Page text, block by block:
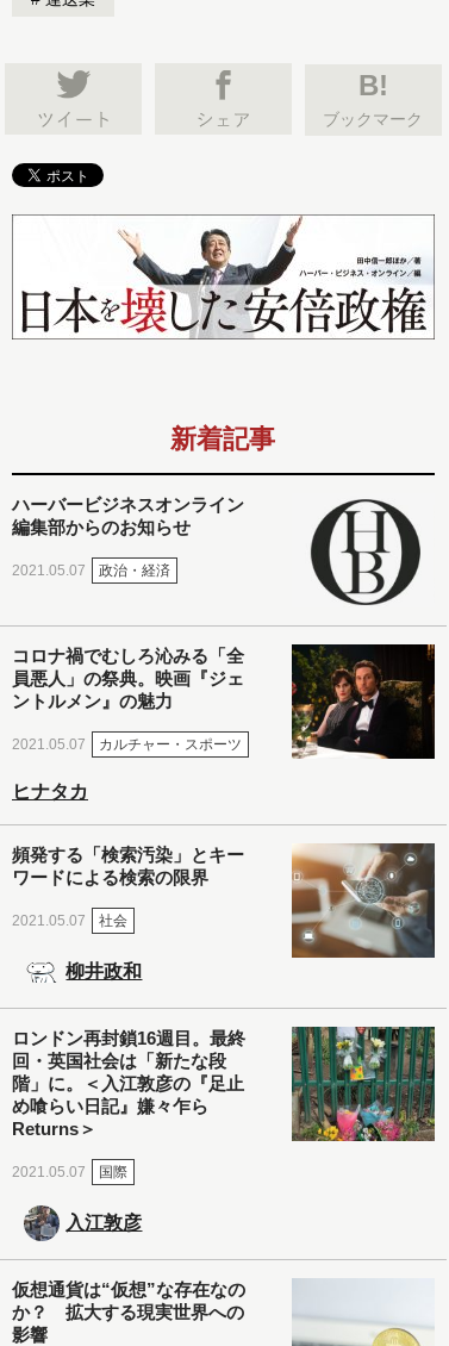
B!
ブックマーク
新着記事
ハーバービジネスオンライン
編集部からのお知らせ
2021.05.07 政治・経済
コロナ禍でむしろ沁みる「全
員悪人」の祭典。映画『ジェ
ントルメン』の魅力
2021.05.07 カルチャー・スポーツ
ヒナタカ
頻発する「検索汚染」とキー
ワードによる検索の限界
2021.05.07 社会
柳井政和
ロンドン再封鎖16週目。最終
回・英国社会は「新たな段
階」に。＜入江敦彦の『足止
め喰らい日記』嫌々乍ら
Returns＞
2021.05.07 国際
入江敦彦
仮想通貨は“仮想”な存在なの
か？ 拡大する現実世界への
影響